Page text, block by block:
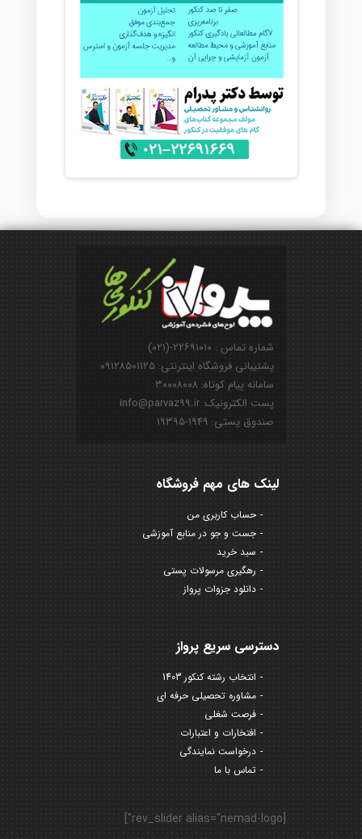
شماره تماس : ۲۲۶۹۱۰۱۰-(۰۲۱)
پشتیبانی فروشگاه اینترنتی: ۰۹۱۲۸۵۰۱۱۲۵
سامانه پیام کوتاه: ۳۰۰۰۸۰۰۸
پست الکترونیک: info@parvaz99.ir
صندوق پستی: ۱۹۴۹-۱۹۳۹۵
لینک های مهم فروشگاه
حساب کاربری من
جست و جو در منابع آموزشی
سبد خرید
رهگیری مرسولات پستی
دانلود جزوات پرواز
دسترسی سریع پرواز
انتخاب رشته کنکور 1403
مشاوره تحصیلی حرفه ای
فرصت شغلی
افتخارات و اعتبارات
درخواست نمایندگی
تماس با ما
[rev_slider alias="nemad-logo"]